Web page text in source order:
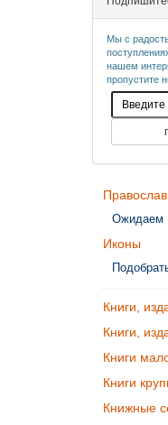
Мы с
нашем
пропустите
Ожидаем
Иконы
Книги,
Книги,
Книги
Книги
Книжные